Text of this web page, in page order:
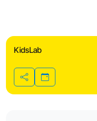
KidsLab
Teilen